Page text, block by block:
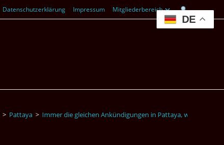
Datenschutzerklärung Impressum Mitgliederbereich
> Pattaya > Immer die gleichen Ankündigungen in Pattaya, wegen
DE